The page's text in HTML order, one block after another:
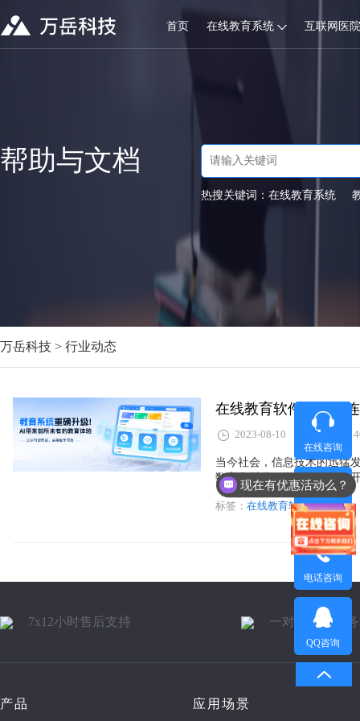
首页 在线教育系统 互联网医
帮助与文档
热搜关键词： 在线教育系统
万岳科技 > 行业动态
在线教育软件开发：
2023-08-10
当今社会，信息技术的迅猛
数字化时代，在线教育软件
崭新的境界。本文将从不同
方向。
标签： 在线教育软件开发
在线咨询
微信咨询
电话咨询
QQ咨询
7x12小时售后支持 一对一售后服务
产品 应用场景
现在有优惠活动么？